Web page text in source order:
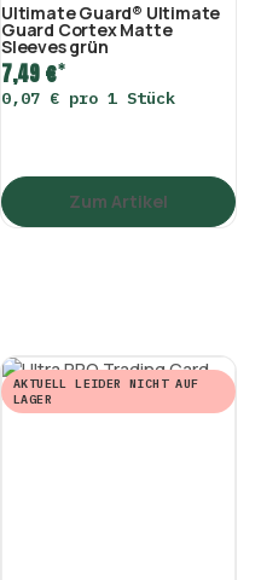
Ultimate Guard® Ultimate
Guard Cortex Matte
Sleeves grün
7,49 €*
0,07 € pro 1 Stück
Zum Artikel
AKTUELL LEIDER NICHT AUF
LAGER